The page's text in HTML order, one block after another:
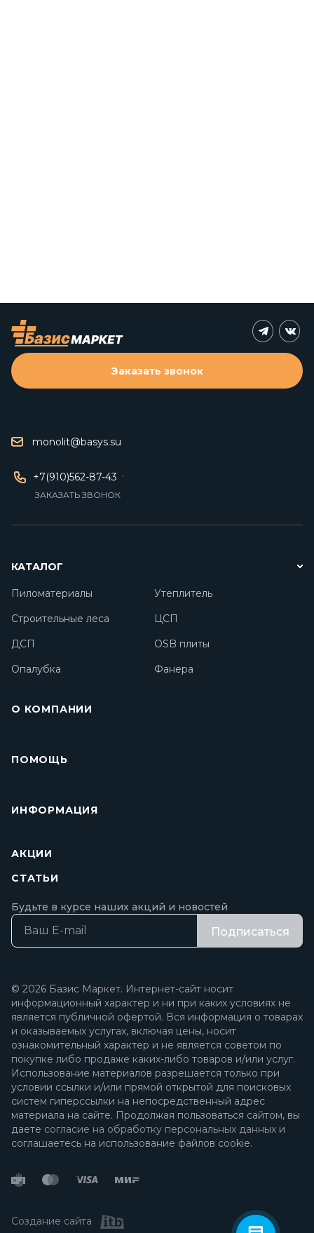
monolit@basys.su
+7(910)562-87-43
ЗАКАЗАТЬ ЗВОНОК
Заказать звонок
КАТАЛОГ
Пиломатериалы
Утеплитель
Строительные леса
ЦСП
ДСП
OSB плиты
Опалубка
Фанера
О КОМПАНИИ
ПОМОЩЬ
ИНФОРМАЦИЯ
АКЦИИ
СТАТЬИ
Будьте в курсе наших акций и новостей
Подписаться
© 2026 Базис Маркет. Интернет-сайт носит
информационный характер и ни при каких условиях не
является публичной офертой. Вся информация о товарах
и оказываемых услугах, включая цены, носит
ознакомительный характер и не является советом по
покупке либо продаже каких-либо товаров и/или услуг.
Использование материалов разрешается только при
условии ссылки и/или прямой открытой для поисковых
систем гиперссылки на непосредственный адрес
материала на сайте. Продолжая пользоваться сайтом, вы
даете согласие на обработку персональных данных и
соглашаетесь на использование файлов cookie.
Создание сайта